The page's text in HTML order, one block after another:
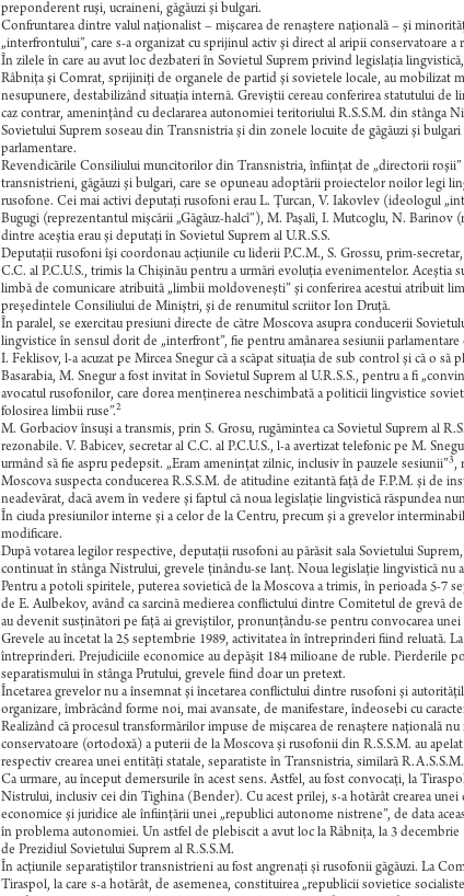
preponderent ruşi, ucraineni, găgăuzi şi bulgari.
Confruntarea dintre valul naţionalist – mişcarea de renaştere naţională – şi
„interfrontului”, care s-a organizat cu sprijinul activ şi direct al aripii conservatoare
În zilele în care au avut loc dezbateri în Sovietul Suprem privind legislaţia
Râbniţa şi Comrat, sprijiniţi de organele de partid şi sovietele locale, au mobilizat
nesupunere, destabilizând situaţia internă. Greviştii cereau conferirea statutului
caz contrar, ameninţând cu declararea autonomiei teritoriului R.S.S.M. din stânga
Sovietului Suprem soseau din Transnistria şi din zonele locuite de găgăuzi şi
parlamentare.
Revendicările Consiliului muncitorilor din Transnistria, înfiinţat de „directorii
transnistrieni, găgăuzi şi bulgari, care se opuneau adoptării proiectelor noilor legi
rusofone. Cei mai activi deputaţi rusofoni erau L. Ţurcan, V. Iakovlev (ideologul
Bugugi (reprezentantul mişcării „Găgăuz-halcî”), M. Paşalî, I. Mutcoglu, N.
dintre aceştia erau şi deputaţi în Sovietul Suprem al U.R.S.S.
Deputaţii rusofoni îşi coordonau acţiunile cu liderii P.C.M., S. Grossu, prim-
C.C. al P.C.U.S., trimis la Chişinău pentru a urmări evoluţia evenimentelor.
limbă de comunicare atribuită „limbii moldoveneşti” şi conferirea acestui atribuit
preşedintele Consiliului de Miniştri, şi de renumitul scriitor Ion Druţă.
În paralel, se exercitau presiuni directe de către Moscova asupra conducerii
lingvistice în sensul dorit de „interfront”, fie pentru amânarea sesiunii
I. Feklisov, l-a acuzat pe Mircea Snegur că a scăpat situaţia de sub control şi că o
Basarabia, M. Snegur a fost invitat în Sovietul Suprem al U.R.S.S., pentru a fi
avocatul rusofonilor, care dorea menţinerea neschimbată a politicii lingvistice
folosirea limbii ruse”.2
M. Gorbaciov însuşi a transmis, prin S. Grosu, rugămintea ca Sovietul Suprem al
rezonabile. V. Babicev, secretar al C.C. al P.C.U.S., l-a avertizat telefonic pe M.
urmând să fie aspru pedepsit. „Eram ameninţat zilnic, inclusiv în pauzele sesiunii”3,
Moscova suspecta conducerea R.S.S.M. de atitudine ezitantă faţă de F.P.M. şi de
neadevărat, dacă avem în vedere şi faptul că noua legislaţie lingvistică răspundea
În ciuda presiunilor interne şi a celor de la Centru, precum şi a grevelor
modificare.
După votarea legilor respective, deputaţii rusofoni au părăsit sala Sovietului
continuat în stânga Nistrului, grevele ţinându-se lanţ. Noua legislaţie lingvistică nu
Pentru a potoli spiritele, puterea sovietică de la Moscova a trimis, în perioada 5-7
de E. Aulbekov, având ca sarcină medierea conflictului dintre Comitetul de grevă
au devenit susţinători pe faţă ai greviştilor, pronunţându-se pentru convocarea
Grevele au încetat la 25 septembrie 1989, activitatea în întreprinderi fiind reluată.
întreprinderi. Prejudiciile economice au depăşit 184 milioane de ruble. Pierderile
separatismului în stânga Prutului, grevele fiind doar un pretext.
Încetarea grevelor nu a însemnat şi încetarea conflictului dintre rusofoni şi
organizare, îmbrăcând forme noi, mai avansate, de manifestare, îndeosebi cu
Realizând că procesul transformărilor impuse de mişcarea de renaştere naţională
conservatoare (ortodoxă) a puterii de la Moscova şi rusofonii din R.S.S.M. au
respectiv crearea unei entităţi statale, separatiste în Transnistria, similară
Ca urmare, au început demersurile în acest sens. Astfel, au fost convocaţi, la
Nistrului, inclusiv cei din Tighina (Bender). Cu acest prilej, s-a hotărât crearea unei
economice şi juridice ale înfiinţării unei „republici autonome nistrene”, de data
în problema autonomiei. Un astfel de plebiscit a avut loc la Râbniţa, la 3
de Prezidiul Sovietului Suprem al R.S.S.M.
În acţiunile separatiştilor transnistrieni au fost angrenaţi şi rusofonii găgăuzi. La
Tiraspol, la care s-a hotărât, de asemenea, constituirea „republicii sovietice